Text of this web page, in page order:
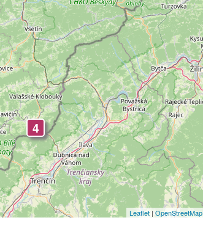
4
Leaflet| OpenStreetMap